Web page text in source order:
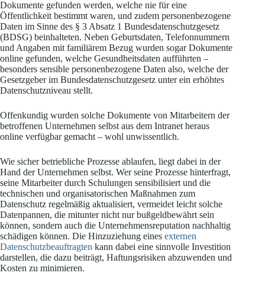
Dokumente gefunden werden, welche nie für eine
Öffentlichkeit bestimmt waren, und zudem personenbezogene
Daten im Sinne des § 3 Absatz 1 Bundesdatenschutzgesetz
(BDSG) beinhalteten. Neben Geburtsdaten, Telefonnummern
und Angaben mit familiärem Bezug wurden sogar Dokumente
online gefunden, welche Gesundheitsdaten aufführten –
besonders sensible personenbezogene Daten also, welche der
Gesetzgeber im Bundesdatenschutzgesetz unter ein erhöhtes
Datenschutzniveau stellt.
Offenkundig wurden solche Dokumente von Mitarbeitern der
betroffenen Unternehmen selbst aus dem Intranet heraus
online verfügbar gemacht – wohl unwissentlich.
Wie sicher betriebliche Prozesse ablaufen, liegt dabei in der
Hand der Unternehmen selbst. Wer seine Prozesse hinterfragt,
seine Mitarbeiter durch Schulungen sensibilisiert und die
technischen und organisatorischen Maßnahmen zum
Datenschutz regelmäßig aktualisiert, vermeidet leicht solche
Datenpannen, die mitunter nicht nur bußgeldbewährt sein
können, sondern auch die Unternehmensreputation nachhaltig
schädigen können. Die Hinzuziehung eines externen
Datenschutzbeauftragten kann dabei eine sinnvolle Investition
darstellen, die dazu beiträgt, Haftungsrisiken abzuwenden und
Kosten zu minimieren.